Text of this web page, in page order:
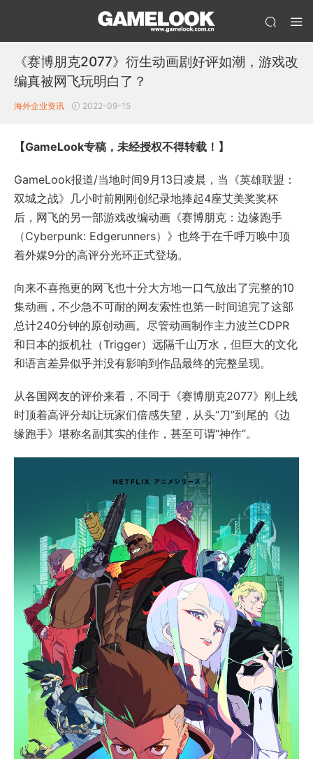
《赛博朋克2077》衍生动画剧好评如潮，游戏改
编真被网飞玩明白了？
海外企业资讯 2022-09-15
【GameLook专稿，未经授权不得转载！】
GameLook报道/当地时间9月13日凌晨，当《英雄联盟：
双城之战》几小时前刚刚创纪录地捧起4座艾美奖奖杯
后，网飞的另一部游戏改编动画《赛博朋克：边缘跑手
（Cyberpunk: Edgerunners）》也终于在千呼万唤中顶
着外媒9分的高评分光环正式登场。
向来不喜拖更的网飞也十分大方地一口气放出了完整的10
集动画，不少急不可耐的网友索性也第一时间追完了这部
总计240分钟的原创动画。尽管动画制作主力波兰CDPR
和日本的扳机社（Trigger）远隔千山万水，但巨大的文化
和语言差异似乎并没有影响到作品最终的完整呈现。
从各国网友的评价来看，不同于《赛博朋克2077》刚上线
时顶着高评分却让玩家们倍感失望，从头“刀”到尾的《边
缘跑手》堪称名副其实的佳作，甚至可谓“神作”。